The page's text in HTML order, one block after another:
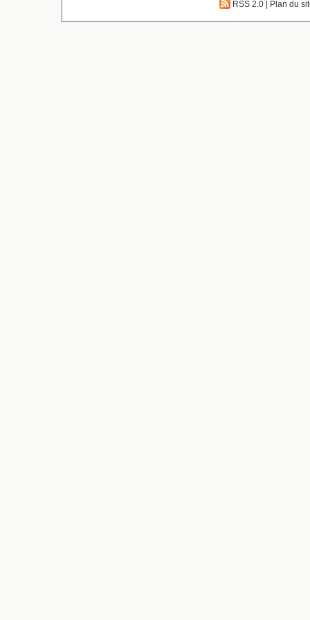
RSS 2.0 | Plan du